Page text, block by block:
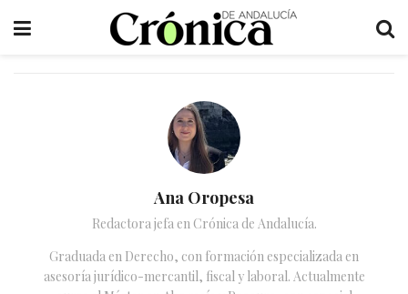
Ana Oropesa
Redactora jefa en Crónica de Andalucía.
Graduada en Derecho, con formación especializada en
asesoría jurídico-mercantil, fiscal y laboral. Actualmente